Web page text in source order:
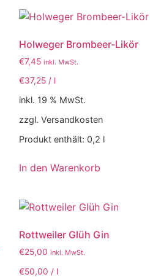
Holweger Brombeer-Likör
€7,45 inkl. MwSt.
€37,25 / l
inkl. 19 % MwSt.
zzgl. Versandkosten
Produkt enthält: 0,2 l
In den Warenkorb
Rottweiler Glüh Gin
€25,00 inkl. MwSt.
€50,00 / l